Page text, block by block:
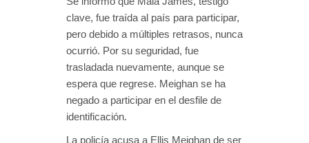
clave, fue traída al país para participar,
pero debido a múltiples retrasos, nunca
ocurrió. Por su seguridad, fue
trasladada nuevamente, aunque se
espera que regrese. Meighan se ha
negado a participar en el desfile de
identificación.
La policía acusa a Ellis Meighan de ser